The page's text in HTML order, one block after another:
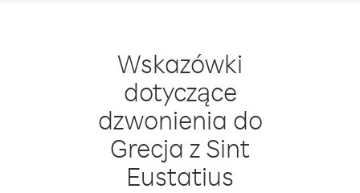
Wskazówki
dotyczące
dzwonienia do
Grecja z Sint
Eustatius